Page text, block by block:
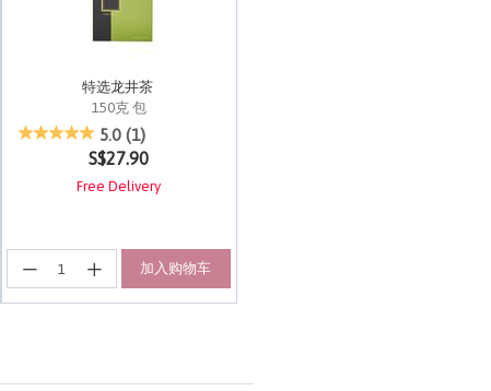
特选龙井茶
150克 包
5 out of 5 Customer Rating
5.0 (1)
S$27.90
Free Delivery
加入购物车